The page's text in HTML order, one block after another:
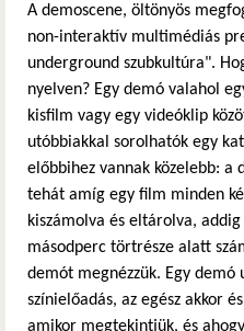
A demoscene, öltönyös
non-interaktív multimédiás
underground szubkultúra".
nyelven? Egy demó valahol
kisfilm vagy egy videóklip
utóbbiakkal sorolhatók egy
előbbihez vannak közelebb: a
tehát amíg egy film minden
kiszámolva és eltárolva,
másodperc törtrésze alatt
demót megnézzük. Egy demó
színielőadás, az egész akkor
amikor megtekintjük, és